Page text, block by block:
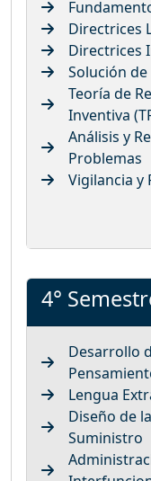
Directrices
Directrices
Solución
Teoría de
Inventiva
Análisis y
Problemas
Vigilancia y
4°
Desarrollo
Lengua
Diseño de
Suministro